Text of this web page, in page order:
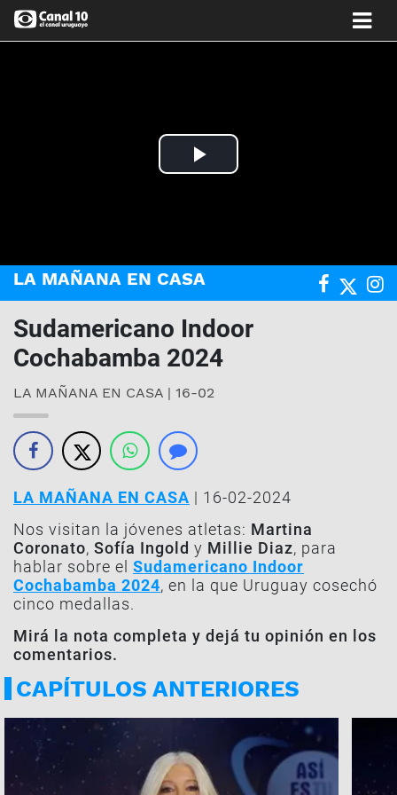
Play
LA MAÑANA EN CASA
Sudamericano Indoor
Cochabamba 2024
LA MAÑANA EN CASA | 16-02
LA MAÑANA EN CASA | 16-02-2024
Nos visitan la jóvenes atletas: Martina
Coronato, Sofía Ingold y Millie Diaz, para
hablar sobre el Sudamericano Indoor
Cochabamba 2024, en la que Uruguay cosechó
cinco medallas.
Mirá la nota completa y dejá tu opinión en los
comentarios.
CAPÍTULOS ANTERIORES